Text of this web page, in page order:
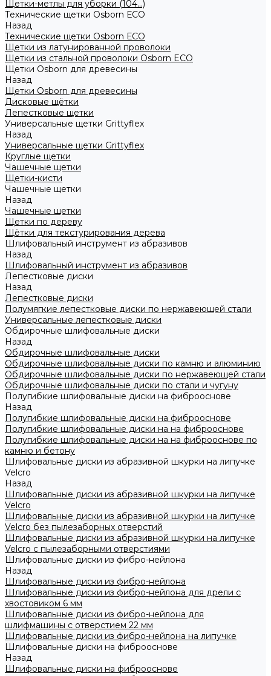
Щетки-метлы для уборки (104...)
Технические щетки Osborn ЕСО
Назад
Технические щетки Osborn ЕСО
Щетки из латунированной проволоки
Щетки из стальной проволоки Osborn ECO
Щетки Osborn для древесины
Назад
Щетки Osborn для древесины
Дисковые щётки
Лепестковые щетки
Универсальные щетки Grittyflex
Назад
Универсальные щетки Grittyflex
Круглые щетки
Чашечные щетки
Щетки-кисти
Чашечные щетки
Назад
Чашечные щетки
Щетки по дереву
Щётки для текстурирования дерева
Шлифовальный инструмент из абразивов
Назад
Шлифовальный инструмент из абразивов
Лепестковые диски
Назад
Лепестковые диски
Полумягкие лепестковые диски по нержавеющей стали
Универсальные лепестковые диски
Обдирочные шлифовальные диски
Назад
Обдирочные шлифовальные диски
Обдирочные шлифовальные диски по камню и алюминию
Обдирочные шлифовальные диски по нержавеющей стали
Обдирочные шлифовальные диски по стали и чугуну
Полугибкие шлифовальные диски на фиброоснове
Назад
Полугибкие шлифовальные диски на фиброоснове
Полугибкие шлифовальные диски на на фиброоснове
Полугибкие шлифовальные диски на на фиброоснове по
камню и бетону
Шлифовальные диски из абразивной шкурки на липучке
Velcro
Назад
Шлифовальные диски из абразивной шкурки на липучке
Velcro
Шлифовальные диски из абразивной шкурки на липучке
Velcro без пылезаборных отверстий
Шлифовальные диски из абразивной шкурки на липучке
Velcro с пылезаборными отверстиями
Шлифовальные диски из фибро-нейлона
Назад
Шлифовальные диски из фибро-нейлона
Шлифовальные диски из фибро-нейлона для дрели с
хвостовиком 6 мм
Шлифовальные диски из фибро-нейлона для
шлифмашины с отверстием 22 мм
Шлифовальные диски из фибро-нейлона на липучке
Шлифовальные диски на фиброоснове
Назад
Шлифовальные диски на фиброоснове